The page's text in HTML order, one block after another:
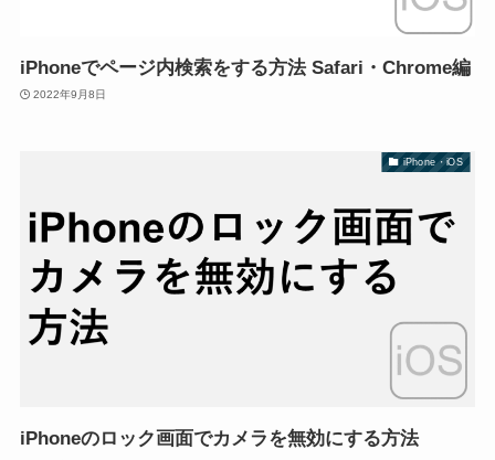
iPhoneでページ内検索をする方法 Safari・Chrome編
2022年9月8日
iPhone・iOS
iPhoneのロック画面でカメラを無効にする方法